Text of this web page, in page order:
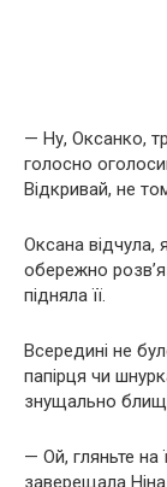
— Ну, Оксанко,
голосно
Відкривай, не
Оксана відчула,
обережно
підняла її.
Всередині не
папірця чи
знущально
— Ой, гляньте
заверещала